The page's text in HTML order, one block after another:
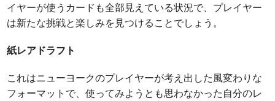
イヤーが使うカードも全部見えている状況で、プレイヤー
は新たな挑戦と楽しみを見つけることでしょう。
紙レアドラフト
これはニューヨークのプレイヤーが考え出した風変わりな
フォーマットで、使ってみようとも思わなかった自分のレ